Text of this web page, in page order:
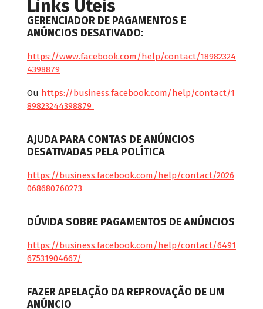
Links Uteis
GERENCIADOR DE PAGAMENTOS E
ANÚNCIOS DESATIVADO:
https://www.facebook.com/help/contact/18982324
4398879
Ou https://business.facebook.com/help/contact/1
89823244398879
AJUDA PARA CONTAS DE ANÚNCIOS
DESATIVADAS PELA POLÍTICA
https://business.facebook.com/help/contact/2026
068680760273
DÚVIDA SOBRE PAGAMENTOS DE ANÚNCIOS
https://business.facebook.com/help/contact/6491
67531904667/
FAZER APELAÇÃO DA REPROVAÇÃO DE UM
ANÚNCIO